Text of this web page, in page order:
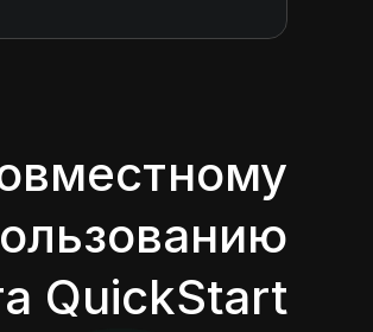
QuickStart